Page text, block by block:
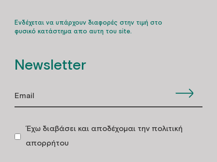
Ενδέχεται να υπάρχουν διαφορές στην τιμή στο
φυσικό κατάστημα απο αυτη του site.
Newsletter
Έχω διαβάσει και αποδέχομαι την πολιτική
απορρήτου